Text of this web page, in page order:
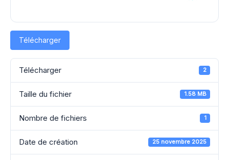
Télécharger
Télécharger 2
Taille du fichier 1.58 MB
Nombre de fichiers 1
Date de création 25 novembre 2025